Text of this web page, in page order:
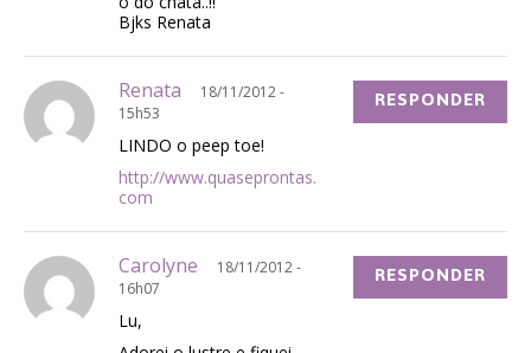
Bjks Renata
Renata
18/11/2012 -
15h53
LINDO o peep toe!
http://www.quaseprontas.
com
RESPONDER
Carolyne
18/11/2012 -
16h07
Lu,
RESPONDER